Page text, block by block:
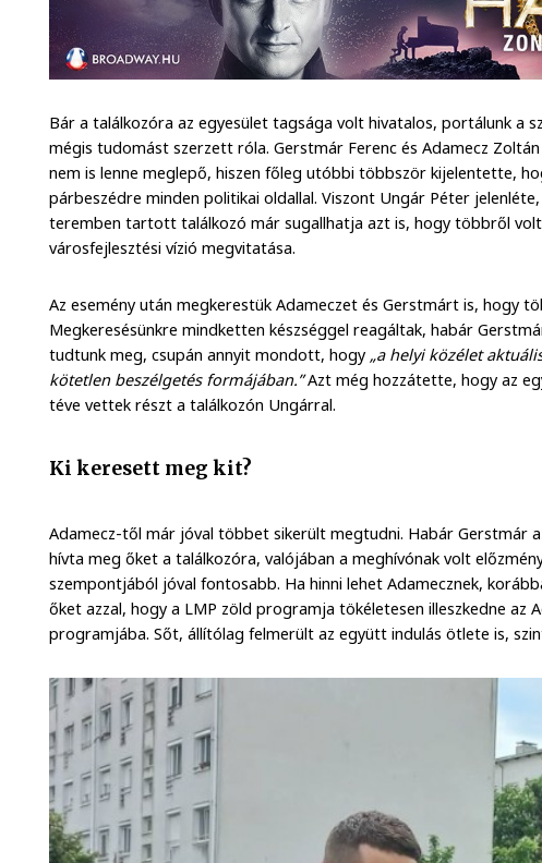
Bár a találkozóra az egyesület tagsága volt hivatalos, portálunk a
mégis tudomást szerzett róla. Gerstmár Ferenc és Adamecz
nem is lenne meglepő, hiszen főleg utóbbi többször kijelentette,
párbeszédre minden politikai oldallal. Viszont Ungár Péter
teremben tartott találkozó már sugallhatja azt is, hogy többről
városfejlesztési vízió megvitatása.
Az esemény után megkerestük Adameczet és Gerstmárt is, hogy
Megkeresésünkre mindketten készséggel reagáltak, habár
tudtunk meg, csupán annyit mondott, hogy „a helyi közélet
kötetlen beszélgetés formájában.”Azt még hozzátette, hogy az
téve vettek részt a találkozón Ungárral.
Ki keresett meg kit?
Adamecz-től már jóval többet sikerült megtudni. Habár Gerstmár
hívta meg őket a találkozóra, valójában a meghívónak volt
szempontjából jóval fontosabb. Ha hinni lehet Adamecznek,
őket azzal, hogy a LMP zöld programja tökéletesen illeszkedne az
programjába. Sőt, állítólag felmerült az együtt indulás ötlete is,